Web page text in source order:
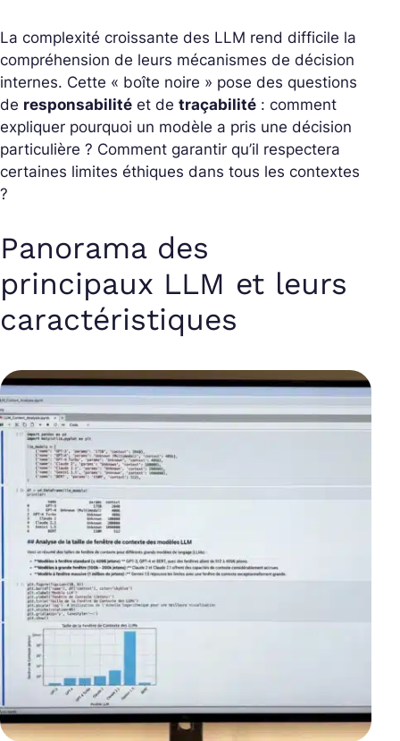
La complexité croissante des LLM rend difficile la
compréhension de leurs mécanismes de décision
internes. Cette « boîte noire » pose des questions
de responsabilité et de traçabilité : comment
expliquer pourquoi un modèle a pris une décision
particulière ? Comment garantir qu’il respectera
certaines limites éthiques dans tous les contextes
?
Panorama des
principaux LLM et leurs
caractéristiques